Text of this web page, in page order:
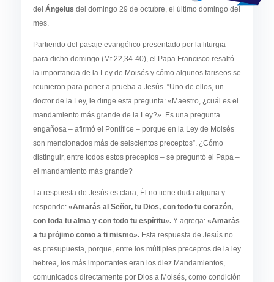
del Ángelus del domingo 29 de octubre, el último domingo del
mes.
Partiendo del pasaje evangélico presentado por la liturgia
para dicho domingo (Mt 22,34-40), el Papa Francisco resaltó
la importancia de la Ley de Moisés y cómo algunos fariseos se
reunieron para poner a prueba a Jesús. “Uno de ellos, un
doctor de la Ley, le dirige esta pregunta: «Maestro, ¿cuál es el
mandamiento más grande de la Ley?». Es una pregunta
engañosa – afirmó el Pontífice – porque en la Ley de Moisés
son mencionados más de seiscientos preceptos”. ¿Cómo
distinguir, entre todos estos preceptos – se preguntó el Papa –
el mandamiento más grande?
La respuesta de Jesús es clara, Él no tiene duda alguna y
responde: «Amarás al Señor, tu Dios, con todo tu corazón,
con toda tu alma y con todo tu espíritu».Y agrega: «Amarás
a tu prójimo como a ti mismo».Esta respuesta de Jesús no
es presupuesta, porque, entre los múltiples preceptos de la ley
hebrea, los más importantes eran los diez Mandamientos,
comunicados directamente por Dios a Moisés, como condición